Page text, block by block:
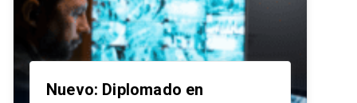
Nuevo: Diplomado en